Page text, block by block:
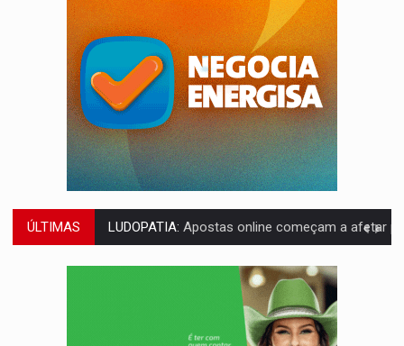
ÚLTIMAS REFLORESTAMENTO: Plantar árvores não será mais suficiente para
OVNIS NA LUA:Cientistas alertam para possível base secreta no satélite
ACABOU COM PEUGEOT: Incêndio destrói carro que era rebocado para oficina
Ladrão é filmado furtando moto na frente do bar